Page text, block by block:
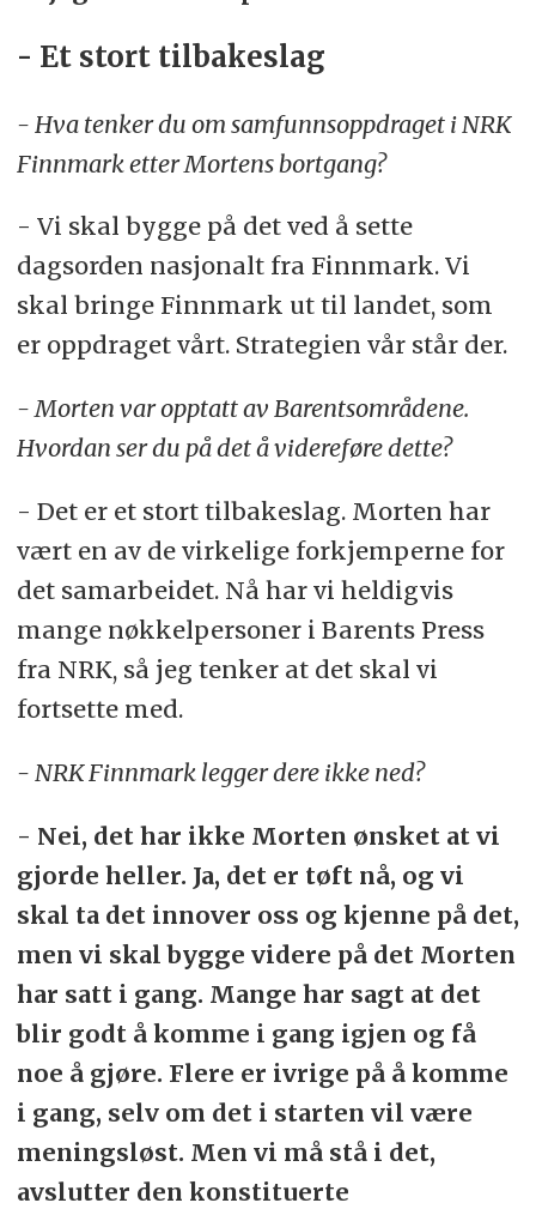
- Et stort tilbakeslag
- Hva tenker du om samfunnsoppdraget i NRK
Finnmark etter Mortens bortgang?
- Vi skal bygge på det ved å sette
dagsorden nasjonalt fra Finnmark. Vi
skal bringe Finnmark ut til landet, som
er oppdraget vårt. Strategien vår står der.
- Morten var opptatt av Barentsområdene.
Hvordan ser du på det å videreføre dette?
- Det er et stort tilbakeslag. Morten har
vært en av de virkelige forkjemperne for
det samarbeidet. Nå har vi heldigvis
mange nøkkelpersoner i Barents Press
fra NRK, så jeg tenker at det skal vi
fortsette med.
- NRK Finnmark legger dere ikke ned?
- Nei, det har ikke Morten ønsket at vi
gjorde heller. Ja, det er tøft nå, og vi
skal ta det innover oss og kjenne på det,
men vi skal bygge videre på det Morten
har satt i gang. Mange har sagt at det
blir godt å komme i gang igjen og få
noe å gjøre. Flere er ivrige på å komme
i gang, selv om det i starten vil være
meningsløst. Men vi må stå i det,
avslutter den konstituerte